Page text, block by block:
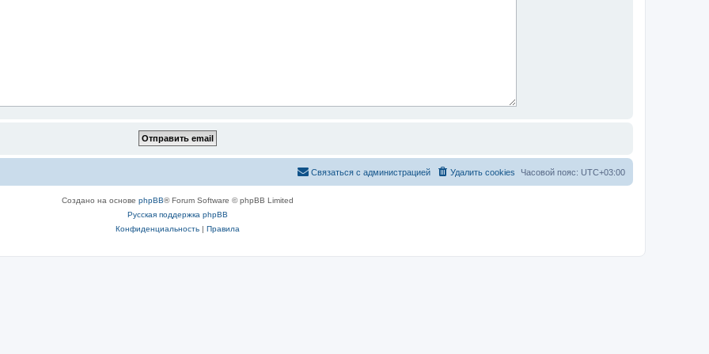
Часовой пояс: UTC+03:00
Удалить cookies
Связаться с администрацией
Создано на основе phpBB® Forum Software © phpBB Limited
Русская поддержка phpBB
Конфиденциальность| Правила